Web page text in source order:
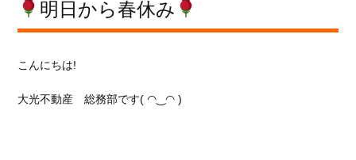
明日から春休み
こんにちは!
大光不動産 総務部です( ◠‿◠ )